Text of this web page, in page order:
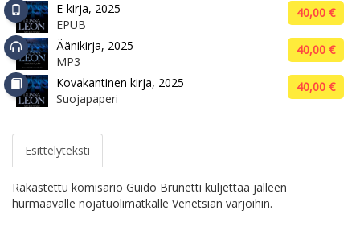
E-kirja, 2025
EPUB
40,00 €
Äänikirja, 2025
MP3
40,00 €
Kovakantinen kirja, 2025
Suojapaperi
40,00 €
Esittelyteksti
Rakastettu komisario Guido Brunetti kuljettaa jälleen
hurmaavalle nojatuolimatkalle Venetsian varjoihin.